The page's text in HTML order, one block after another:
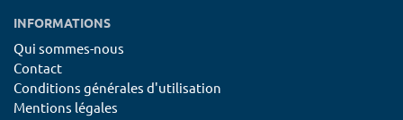
INFORMATIONS
Qui sommes-nous
Contact
Conditions générales d'utilisation
Mentions légales